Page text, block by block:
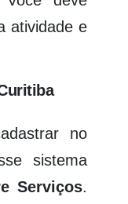
atividade e
no
sistema
Serviços.